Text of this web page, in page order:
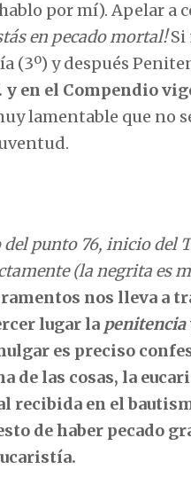
por mí). Apelar a
en pecado mortal!Si
(3º) y después
y en el Compendio
lamentable que no
punto 76, inicio del
(la negrita es
nos lleva a
lugar la penitencia
es preciso
de las cosas, la
recibida en el
de haber pecado